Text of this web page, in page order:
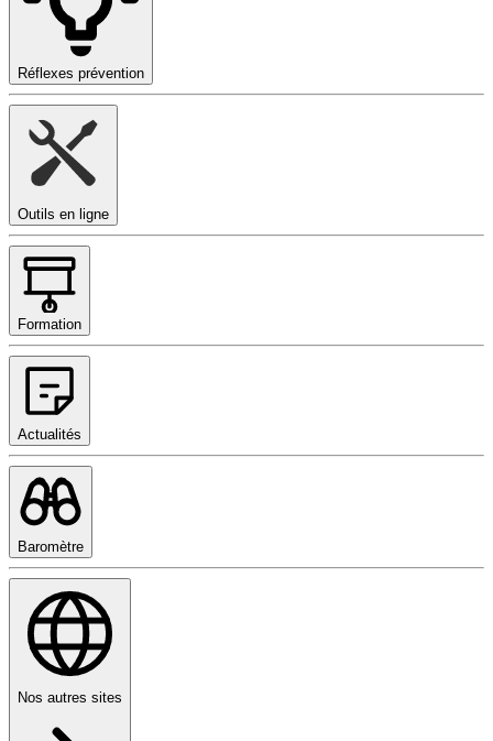
Réflexes prévention
Outils en ligne
Formation
Actualités
Baromètre
Nos autres sites